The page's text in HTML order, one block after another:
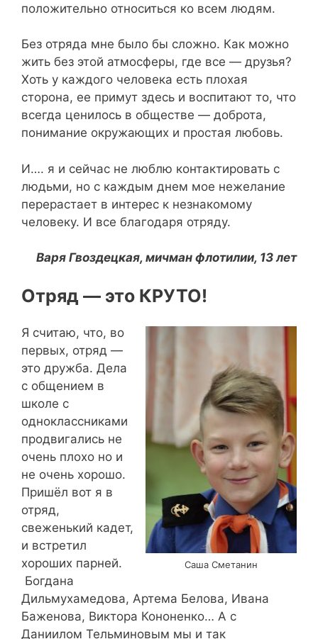
положительно относиться ко всем людям.
Без отряда мне было бы сложно. Как можно
жить без этой атмосферы, где все — друзья?
Хоть у каждого человека есть плохая
сторона, ее примут здесь и воспитают то, что
всегда ценилось в обществе — доброта,
понимание окружающих и простая любовь.
И…. я и сейчас не люблю контактировать с
людьми, но с каждым днем мое нежелание
перерастает в интерес к незнакомому
человеку. И все благодаря отряду.
Варя Гвоздецкая, мичман флотилии, 13 лет
Отряд — это КРУТО!
Саша Сметанин
Я считаю, что, во
первых, отряд —
это дружба. Дела
с общением в
школе с
одноклассниками
продвигались не
очень плохо но и
не очень хорошо.
Пришёл вот я в
отряд,
свеженький кадет,
и встретил
хороших парней.
Богдана
Дильмухамедова, Артема Белова, Ивана
Баженова, Виктора Кононенко… А с
Даниилом Тельминовым мы и так